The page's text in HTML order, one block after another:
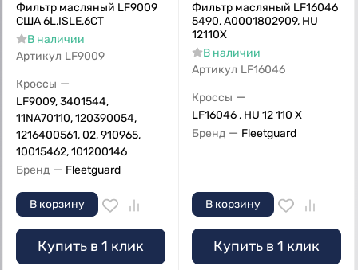
Фильтр масляный LF9009
США 6L,ISLE,6CT
В наличии
Артикул LF9009
Кроссы —
LF9009, 3401544,
11NA70110, 120390054,
1216400561, 02, 910965,
10015462, 101200146
Бренд — Fleetguard
В корзину
Купить в 1 клик
Фильтр масляный LF16046
5490, A0001802909, HU
12110X
В наличии
Артикул LF16046
Кроссы —
LF16046 , HU 12 110 X
Бренд — Fleetguard
В корзину
Купить в 1 клик